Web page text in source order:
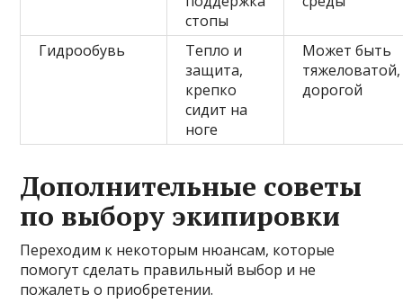
стопы
Гидрообувь
Тепло и
защита,
крепко
сидит на
ноге
Может быть
тяжеловатой,
дорогой
Дополнительные советы
по выбору экипировки
Переходим к некоторым нюансам, которые
помогут сделать правильный выбор и не
пожалеть о приобретении.